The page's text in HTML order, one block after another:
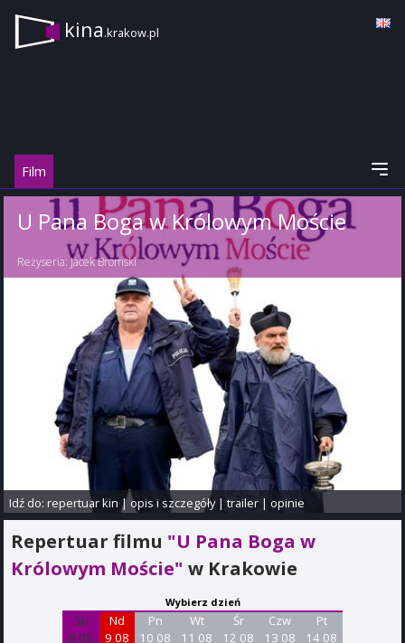
kina.krakow.pl
Film
U Pana Boga w Królowym Moście
Reżyseria:Jacek Bromski
Idź do:repertuar kin | opis i szczegóły|trailer | opinie
Repertuar filmu "U Pana Boga w
Królowym Moście" w Krakowie
Wybierz dzień
Sb
8 08
Nd
9 08
Pn
10 08
Wt
11 08
Śr
12 08
Czw
13 08
Pt
14 08